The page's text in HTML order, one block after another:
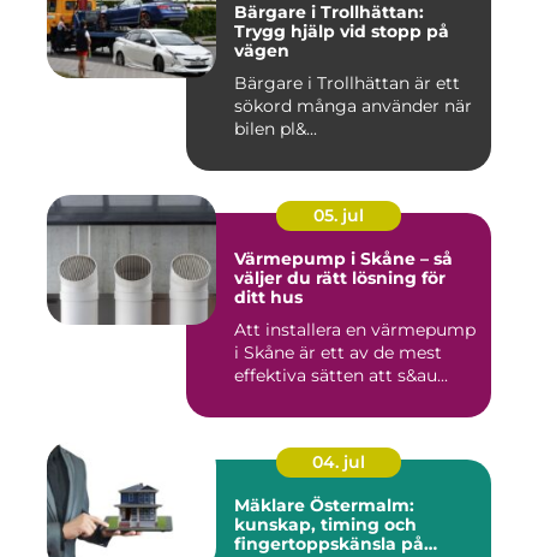
Bärgare i Trollhättan:
Trygg hjälp vid stopp på
vägen
Bärgare i Trollhättan är ett
sökord många använder när
bilen pl&...
05. jul
Värmepump i Skåne – så
väljer du rätt lösning för
ditt hus
Att installera en värmepump
i Skåne är ett av de mest
effektiva sätten att s&au...
04. jul
Mäklare Östermalm:
kunskap, timing och
fingertoppskänsla på